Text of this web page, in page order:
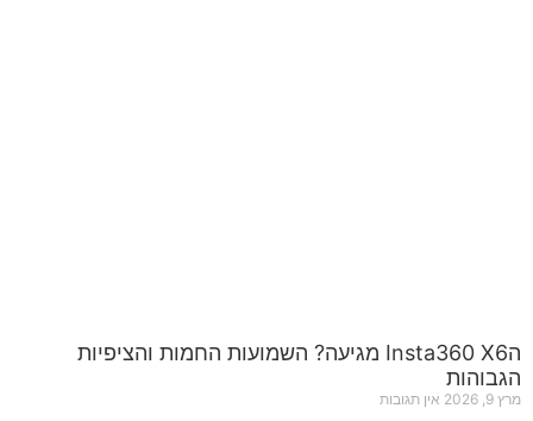
הInsta360 X6 מגיעה? השמועות החמות והציפיות
הגבוהות
מרץ 9, 2026 אין תגובות